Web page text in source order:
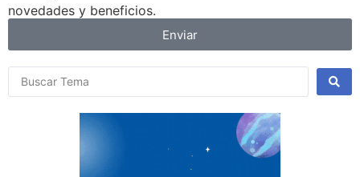
novedades y beneficios.
Enviar